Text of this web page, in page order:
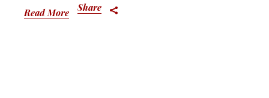
Read More Share